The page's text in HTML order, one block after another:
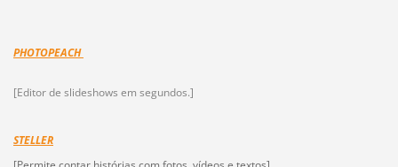
PHOTOPEACH
[Editor de slideshows em segundos.]
STELLER